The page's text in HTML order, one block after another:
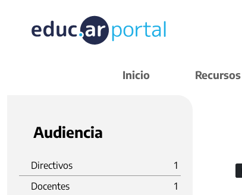
Inicio Recursos
Audiencia
Directivos
1
Docentes
1